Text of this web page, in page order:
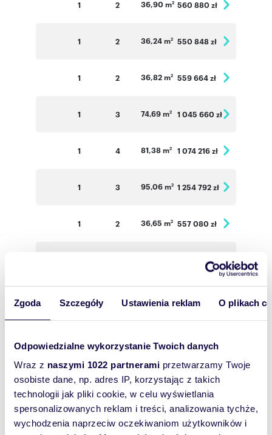
Zgoda Szczegóły Ustawienia reklam O plikach
Odpowiedzialne wykorzystanie Twoich danych
Wraz z naszymi 1022 partnerami przetwarzamy Twoje
osobiste dane, np. adres IP, korzystając z takich
technologii jak pliki cookie, w celu wyświetlania
spersonalizowanych reklam i treści, analizowania tychże,
wychodzenia naprzeciw oczekiwaniom użytkowników i
1 2 36,90 m2 560 880 zł
1 2 36,24 m2 550 848 zł
1 2 36,82 m2 559 664 zł
1 3 74,69 m2 1 045 660 zł
1 4 81,38 m2 1 074 216 zł
1 3 95,06 m2 1 254 792 zł
1 2 36,65 m2 557 080 zł
643 065 zł
2 2 34,52 m 2 531 608 zł
2 3 66,83 m 935 620 zł